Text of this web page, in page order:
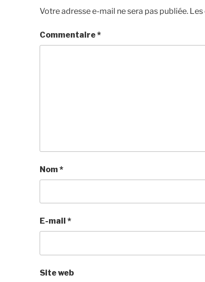
Votre adresse e-mail ne sera pas publiée.
Commentaire*
Nom*
E-mail *
Site web